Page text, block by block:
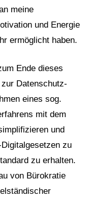
meine
und Energie
ermöglicht haben.
Ende dieses
Datenschutz-
eines sog.
mit dem
und
zu
zu erhalten.
von Bürokratie